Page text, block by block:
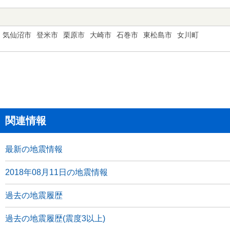
気仙沼市 登米市 栗原市 大崎市 石巻市 東松島市 女川町
関連情報
最新の地震情報
2018年08月11日の地震情報
過去の地震履歴
過去の地震履歴(震度3以上)